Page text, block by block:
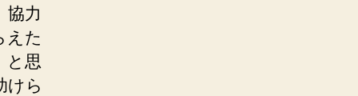
協力
えた
と思
けら